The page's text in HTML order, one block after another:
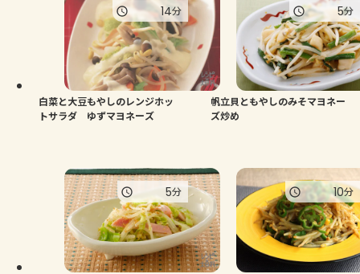
トーク
よくあるお問い合わせ
お買い物
白菜と大豆もやしのレンジホッ
トサラダ ゆずマヨネーズ
14分
帆立貝ともやしのみそマヨネー
ズ炒め
5分
5分 10分